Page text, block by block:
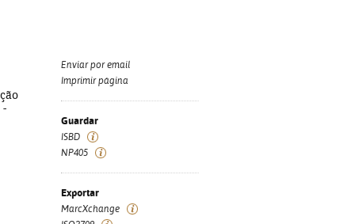
-
Enviar por email
Imprimir página
Guardar
ISBD
NP405
Exportar
MarcXchange